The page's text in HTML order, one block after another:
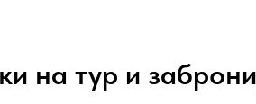
на тур и